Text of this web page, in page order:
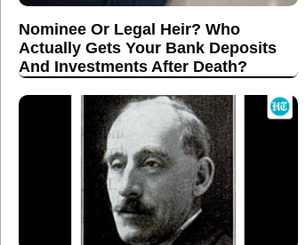
Nominee Or Legal Heir? Who
Actually Gets Your Bank Deposits
And Investments After Death?